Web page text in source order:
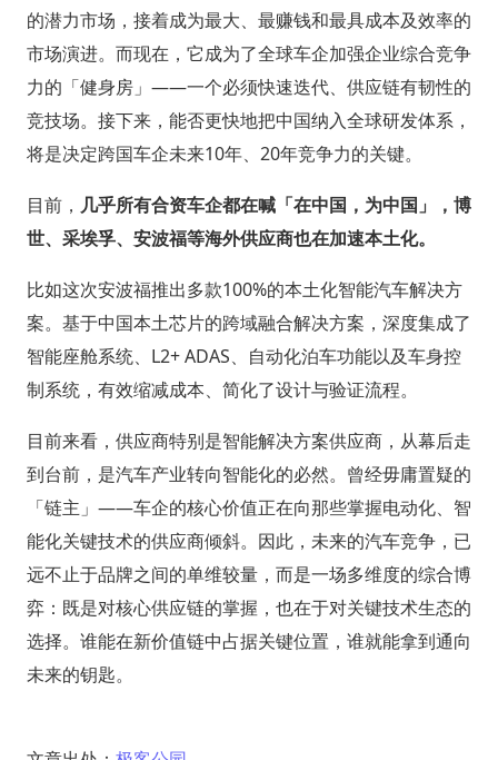
的潜力市场，接着成为最大、最赚钱和最具成本及效率的
市场演进。而现在，它成为了全球车企加强企业综合竞争
力的「健身房」——一个必须快速迭代、供应链有韧性的
竞技场。接下来，能否更快地把中国纳入全球研发体系，
将是决定跨国车企未来10年、20年竞争力的关键。
目前， 几乎所有合资车企都在喊「在中国，为中国」，博
世、采埃孚、安波福等海外供应商也在加速本土化。
比如这次安波福推出多款100%的本土化智能汽车解决方
案。基于中国本土芯片的跨域融合解决方案，深度集成了
智能座舱系统、L2+ ADAS、自动化泊车功能以及车身控
制系统，有效缩减成本、简化了设计与验证流程。
目前来看，供应商特别是智能解决方案供应商，从幕后走
到台前，是汽车产业转向智能化的必然。曾经毋庸置疑的
「链主」——车企的核心价值正在向那些掌握电动化、智
能化关键技术的供应商倾斜。因此，未来的汽车竞争，已
远不止于品牌之间的单维较量，而是一场多维度的综合博
弈：既是对核心供应链的掌握，也在于对关键技术生态的
选择。谁能在新价值链中占据关键位置，谁就能拿到通向
未来的钥匙。